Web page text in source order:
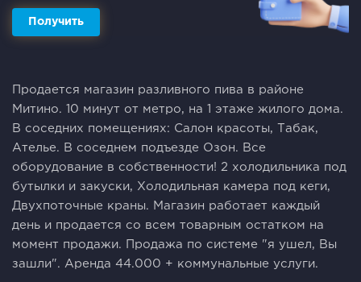
Получить
Продается магазин разливного пива в районе
Митино. 10 минут от метро, на 1 этаже жилого дома.
В соседних помещениях: Салон красоты, Табак,
Ателье. В соседнем подъезде Озон. Все
оборудование в собственности! 2 холодильника под
бутылки и закуски, Холодильная камера под кеги,
Двухпоточные краны. Магазин работает каждый
день и продается со всем товарным остатком на
момент продажи. Продажа по системе "я ушел, Вы
зашли". Аренда 44.000 + коммунальные услуги.